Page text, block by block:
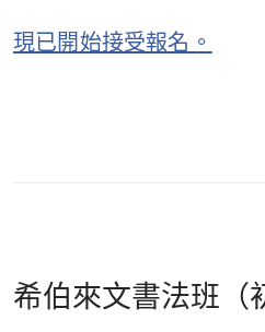
現已開始接受報名。
希伯來文書法班（